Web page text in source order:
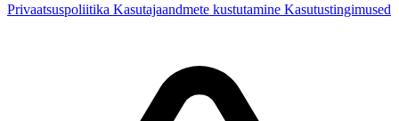
Privaatsuspoliitika Kasutajaandmete kustutamine Kasutustingimused